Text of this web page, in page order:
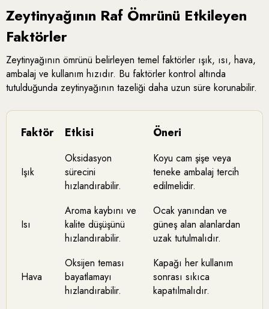
Zeytinyağının Raf Ömrünü Etkileyen
Faktörler
Zeytinyağının ömrünü belirleyen temel faktörler ışık, ısı, hava,
ambalaj ve kullanım hızıdır. Bu faktörler kontrol altında
tutulduğunda zeytinyağının tazeliği daha uzun süre korunabilir.
Faktör Etkisi Öneri
Işık
Oksidasyon
sürecini
hızlandırabilir.
Koyu cam şişe veya
teneke ambalaj tercih
edilmelidir.
Isı
Aroma kaybını ve
kalite düşüşünü
hızlandırabilir.
Ocak yanından ve
güneş alan alanlardan
uzak tutulmalıdır.
Hava
Oksijen teması
bayatlamayı
hızlandırabilir.
Kapağı her kullanım
sonrası sıkıca
kapatılmalıdır.